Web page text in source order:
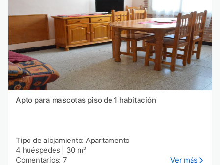
Apto para mascotas piso de 1 habitación
Tipo de alojamiento: Apartamento
4 huéspedes
30 m²
Comentarios: 7
Ver más